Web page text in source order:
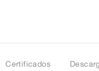
Certificados